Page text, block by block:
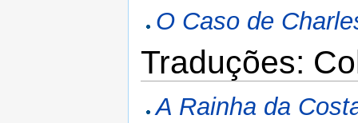
O Caso de
Traduções:
A Rainha da